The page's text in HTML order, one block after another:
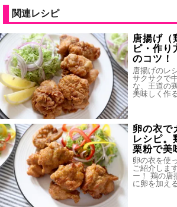
関連レシピ
唐揚げ（
ピ・作り
のコツ！
唐揚げのレ
サクサクで
な、王道の
美味しく作
卵の衣で
レシピ。
栗粉で美
卵の衣を使
ご紹介しま
ー！ 鶏の唐
に卵を加え